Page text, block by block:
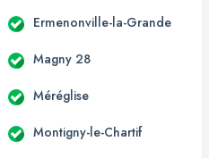
Ermenonville-la-Grande
Magny 28
Méréglise
Montigny-le-Chartif